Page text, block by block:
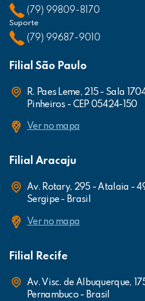
(79) 99809-8170
Suporte
(79) 99687-9010
Filial São Paulo
R. Paes Leme, 215 - Sala
Pinheiros - CEP 05424-150
Ver no mapa
Filial Aracaju
Av. Rotary, 295 - Atalaia -
Sergipe - Brasil
Ver no mapa
Filial Recife
Av. Visc. de Albuquerque,
Pernambuco - Brasil